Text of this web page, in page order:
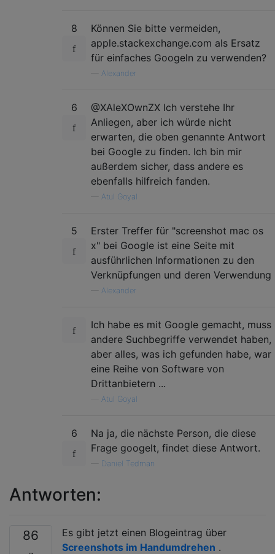
8
Können Sie bitte vermeiden,
apple.stackexchange.com als Ersatz
für einfaches Googeln zu verwenden?
Alexander
6
@XAleXOwnZX Ich verstehe Ihr
Anliegen, aber ich würde nicht
erwarten, die oben genannte Antwort
bei Google zu finden. Ich bin mir
außerdem sicher, dass andere es
ebenfalls hilfreich fanden.
Atul Goyal
5
Erster Treffer für "screenshot mac os
x" bei Google ist eine Seite mit
ausführlichen Informationen zu den
Verknüpfungen und deren Verwendung
Alexander
Ich habe es mit Google gemacht, muss
andere Suchbegriffe verwendet haben,
aber alles, was ich gefunden habe, war
eine Reihe von Software von
Drittanbietern ...
Atul Goyal
6
Na ja, die nächste Person, die diese
Frage googelt, findet diese Antwort.
Daniel Tedman
Antworten:
86
Es gibt jetzt einen Blogeintrag über
Screenshots im Handumdrehen .